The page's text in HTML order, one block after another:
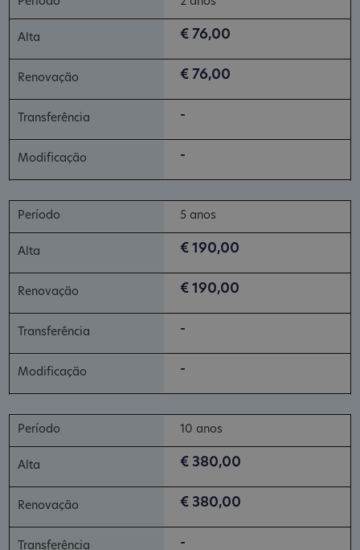
€ 76,00
€ 76,00
-
-
5 anos
€ 190,00
€ 190,00
-
-
10 anos
€ 380,00
€ 380,00
-